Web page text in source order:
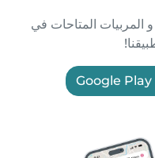
المتاحات في